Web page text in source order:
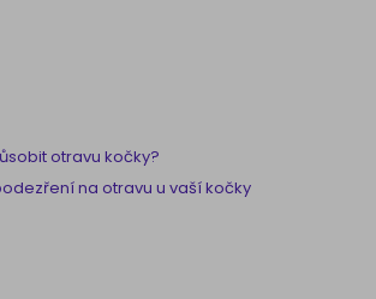
otravu kočky?
na otravu u vaší kočky